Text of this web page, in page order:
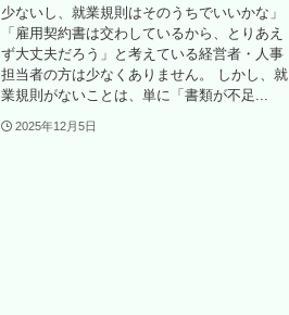
少ないし、就業規則はそのうちでいいかな」
「雇用契約書は交わしているから、とりあえ
ず大丈夫だろう」と考えている経営者・人事
担当者の方は少なくありません。 しかし、就
業規則がないことは、単に「書類が不足...
2025年12月5日